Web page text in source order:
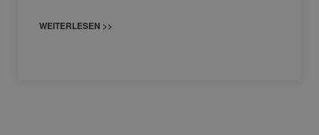
WEITERLESEN >>